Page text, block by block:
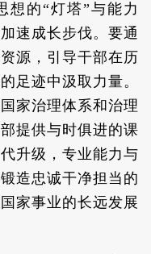
想的“灯塔”与能力
速成长步伐。要通
源，引导干部在历
足迹中汲取力量。
家治理体系和治理
提供与时俱进的课
升级，专业能力与
造忠诚干净担当的
家事业的长远发展